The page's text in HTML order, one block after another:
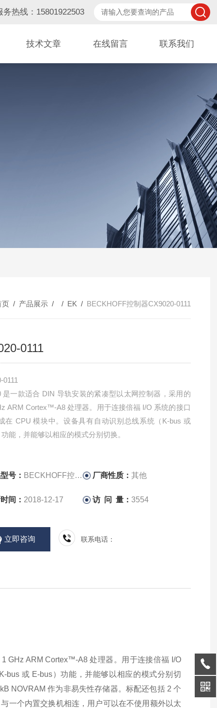
务热线：15801922503
技术文章 在线留言 联系我们
页 / 产品展示 / / EK / BECKHOFF控制器CX9020-0111
0111
0111
是一款适合 DIN 导轨安装的紧凑型以太网控制器，采用的
ARM Cortex™-A8 处理器。用于连接倍福 I/O 系统的接口
在 CPU 模块中。设备具有自动识别总线系统（K-bus 或
能，并能够以相应的模式分别切换。
号： BECKHOFF控制器 厂商性质：其他
间： 2018-12-17 访 问 量：3554
立即咨询 联系电话：
GHz ARM Cortex™-A8 处理器。用于连接倍福 I/O
bus 或 E-bus）功能，并能够以相应的模式分别切
NOVRAM 作为非易失性存储器。标配还包括 2 个
一个内置交换机相连，用户可以在不使用额外以太